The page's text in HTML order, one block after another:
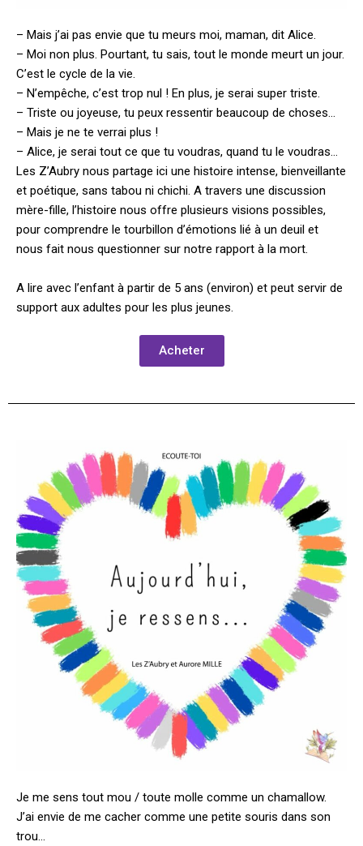
– Mais j’ai pas envie que tu meurs moi, maman, dit Alice.
– Moi non plus. Pourtant, tu sais, tout le monde meurt un jour.
C’est le cycle de la vie.
– N’empêche, c’est trop nul ! En plus, je serai super triste.
– Triste ou joyeuse, tu peux ressentir beaucoup de choses…
– Mais je ne te verrai plus !
– Alice, je serai tout ce que tu voudras, quand tu le voudras…
Les Z’Aubry nous partage ici une histoire intense, bienveillante
et poétique, sans tabou ni chichi. A travers une discussion
mère-fille, l’histoire nous offre plusieurs visions possibles,
pour comprendre le tourbillon d’émotions lié à un deuil et
nous fait nous questionner sur notre rapport à la mort.
A lire avec l’enfant à partir de 5 ans (environ) et peut servir de
support aux adultes pour les plus jeunes.
Acheter
Je me sens tout mou / toute molle comme un chamallow.
J’ai envie de me cacher comme une petite souris dans son
trou…